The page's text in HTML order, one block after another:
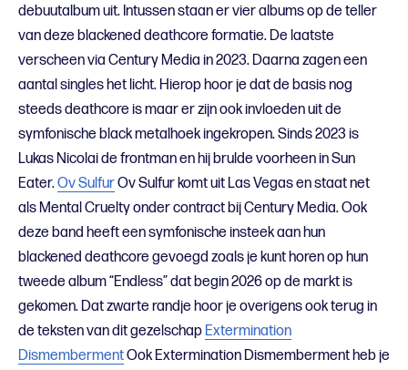
debuutalbum uit. Intussen staan er vier albums op de teller
van deze blackened deathcore formatie. De laatste
verscheen via Century Media in 2023. Daarna zagen een
aantal singles het licht. Hierop hoor je dat de basis nog
steeds deathcore is maar er zijn ook invloeden uit de
symfonische black metalhoek ingekropen. Sinds 2023 is
Lukas Nicolai de frontman en hij brulde voorheen in Sun
Eater.Ov SulfurOv Sulfur komt uit Las Vegas en staat net
als Mental Cruelty onder contract bij Century Media. Ook
deze band heeft een symfonische insteek aan hun
blackened deathcore gevoegd zoals je kunt horen op hun
tweede album “Endless” dat begin 2026 op de markt is
gekomen. Dat zwarte randje hoor je overigens ook terug in
de teksten van dit gezelschapExtermination
DismembermentOok Extermination Dismemberment heb je